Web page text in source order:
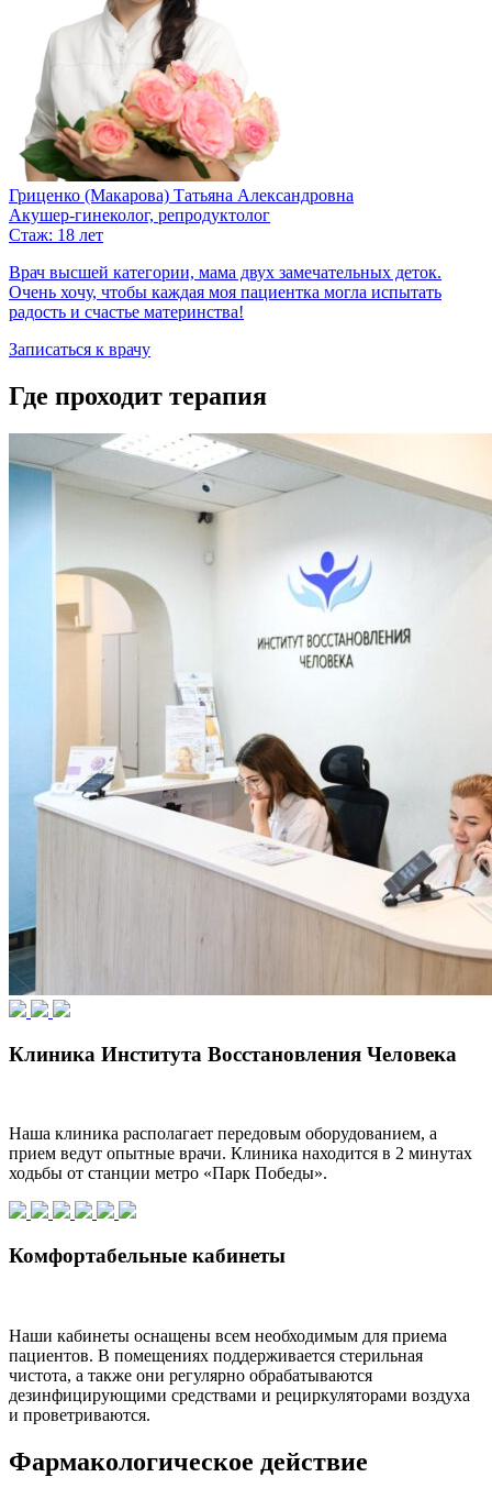
Гриценко (Макарова) Татьяна Александровна
Акушер-гинеколог, репродуктолог
Стаж: 18 лет
Врач высшей категории, мама двух замечательных деток.
Очень хочу, чтобы каждая моя пациентка могла испытать
радость и счастье материнства!​​
Записаться к врачу
Где проходит терапия
Клиника Института Восстановления Человека
Наша клиника располагает передовым оборудованием, а
прием ведут опытные врачи. Клиника находится в 2 минутах
ходьбы от станции метро «Парк Победы».
Комфортабельные кабинеты
Наши кабинеты оснащены всем необходимым для приема
пациентов. В помещениях поддерживается стерильная
чистота, а также они регулярно обрабатываются
дезинфицирующими средствами и рециркуляторами воздуха
и проветриваются.
Фармакологическое действие